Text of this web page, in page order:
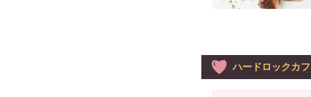
ハードロックカ